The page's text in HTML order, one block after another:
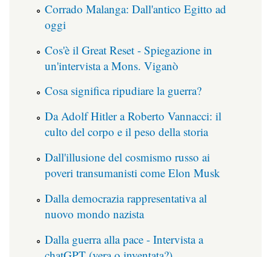
Corrado Malanga: Dall'antico Egitto ad
oggi
Cos'è il Great Reset - Spiegazione in
un'intervista a Mons. Viganò
Cosa significa ripudiare la guerra?
Da Adolf Hitler a Roberto Vannacci: il
culto del corpo e il peso della storia
Dall'illusione del cosmismo russo ai
poveri transumanisti come Elon Musk
Dalla democrazia rappresentativa al
nuovo mondo nazista
Dalla guerra alla pace - Intervista a